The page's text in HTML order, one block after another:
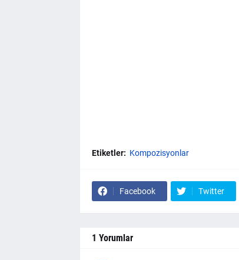
Etiketler: Kompozisyonlar
Facebook Twitter
1 Yorumlar